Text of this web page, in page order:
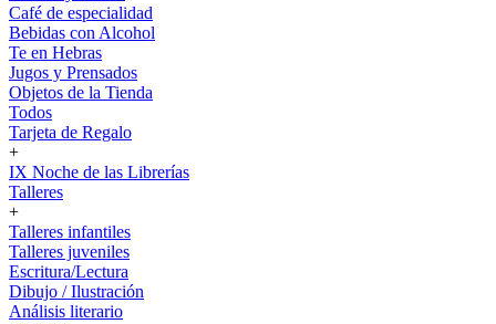
Café de especialidad
Bebidas con Alcohol
Te en Hebras
Jugos y Prensados
Objetos de la Tienda
Todos
Tarjeta de Regalo
+
IX Noche de las Librerías
Talleres
+
Talleres infantiles
Talleres juveniles
Escritura/Lectura
Dibujo / Ilustración
Análisis literario